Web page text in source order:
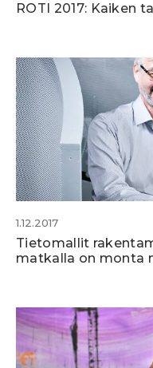
ROTI 2017: Kaiken
1.12.2017
Tietomallit
matkalla on monta